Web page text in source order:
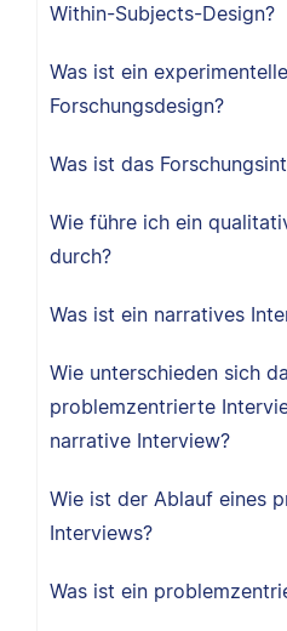
Within-Subjects-Design?
Was ist ein
Forschungsdesign?
Was ist das
Wie führe ich ein
durch?
Was ist ein narratives
Wie unterschieden sich
problemzentrierte
narrative Interview?
Wie ist der Ablauf eines
Interviews?
Was ist ein